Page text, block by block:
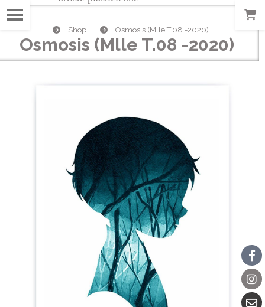
. Shop Osmosis (Mlle T.08 -2020)
Osmosis (Mlle T.08 -2020)